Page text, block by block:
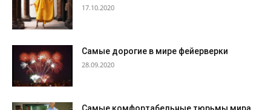
17.10.2020
Самые дорогие в мире фейерверки
28.09.2020